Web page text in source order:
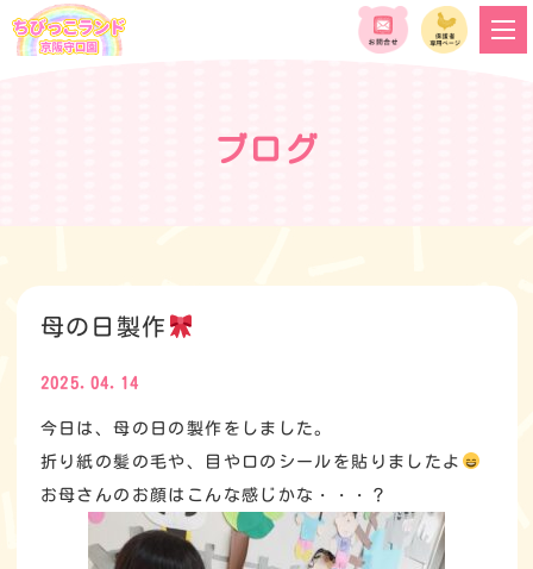
ブログ
母の日製作
2025.04.14
今日は、母の日の製作をしました。
折り紙の髪の毛や、目や口のシールを貼りましたよ
お母さんのお顔はこんな感じかな・・・？